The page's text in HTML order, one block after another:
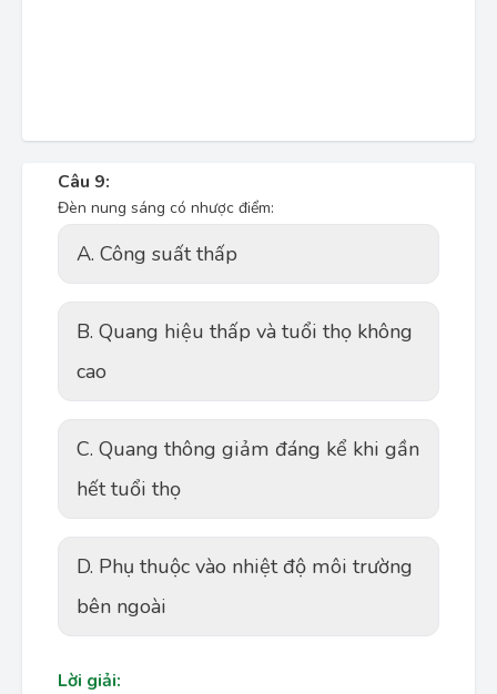
Câu 9:
Đèn nung sáng có nhược điểm:
A. Công suất thấp
B. Quang hiệu thấp và tuổi thọ không
cao
C. Quang thông giảm đáng kể khi gần
hết tuổi thọ
D. Phụ thuộc vào nhiệt độ môi trường
bên ngoài
Lời giải: